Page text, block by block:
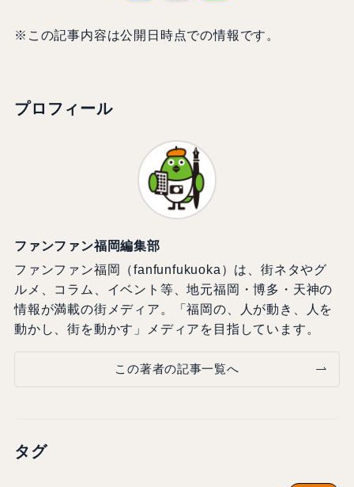
※この記事内容は公開日時点での情報です。
プロフィール
ファンファン福岡編集部
ファンファン福岡（fanfunfukuoka）は、街ネタやグ
ルメ、コラム、イベント等、地元福岡・博多・天神の
情報が満載の街メディア。「福岡の、人が動き、人を
動かし、街を動かす」メディアを目指しています。
この著者の記事一覧へ
タグ